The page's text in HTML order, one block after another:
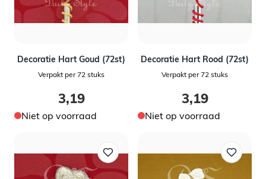
Decoratie Hart Goud (72st)
Verpakt per 72 stuks
3,19
Niet op voorraad
Decoratie Hart Rood (72st)
Verpakt per 72 stuks
3,19
Niet op voorraad